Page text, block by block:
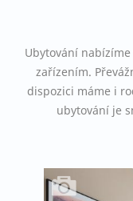
Ubytování
zařízením.
dispozici máme i
ubytování je